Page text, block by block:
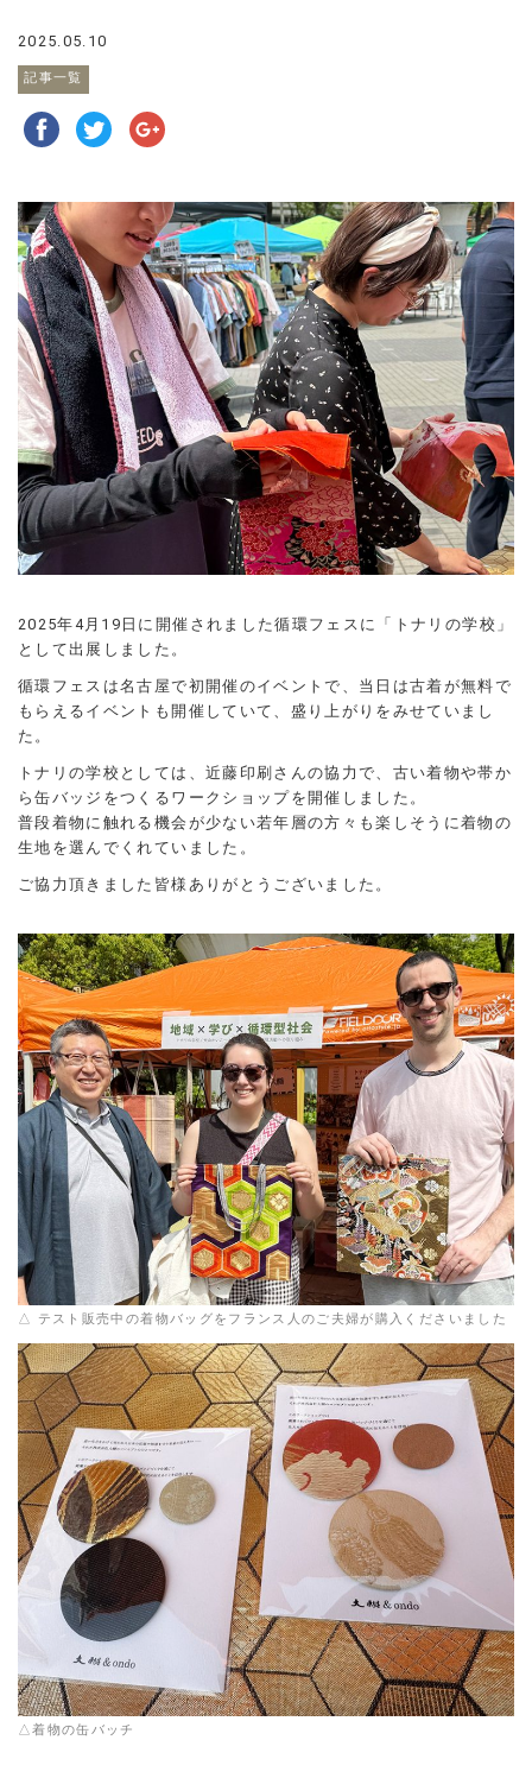
2025.05.10
記事一覧
2025年4月19日に開催されました循環フェスに「トナリの学校」
として出展しました。
循環フェスは名古屋で初開催のイベントで、当日は古着が無料で
もらえるイベントも開催していて、盛り上がりをみせていまし
た。
トナリの学校としては、近藤印刷さんの協力で、古い着物や帯か
ら缶バッジをつくるワークショップを開催しました。
普段着物に触れる機会が少ない若年層の方々も楽しそうに着物の
生地を選んでくれていました。
ご協力頂きました皆様ありがとうございました。
△ テスト販売中の着物バッグをフランス人のご夫婦が購入くださいました
△着物の缶バッチ